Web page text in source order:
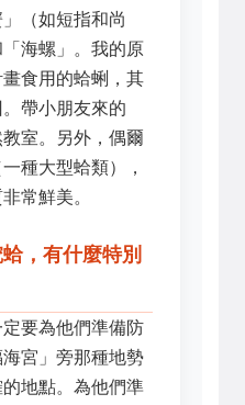
」（如短指和尚
海螺」。我的原
食用的蛤蜊，其
帶小朋友來的
室。另外，偶爾
種大型蛤類），
常鮮美。
，有什麼特別
要為他們準備防
宮」旁那種地勢
地點。為他們準